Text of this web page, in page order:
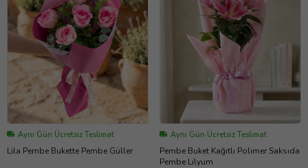
Aynı Gün Ücretsiz Teslimat
Lila Pembe Bukette Pembe Güller
Aynı Gün Ücretsiz Teslimat
Pembe Buket Kağıtlı Polimer Saksıda
Pembe Lilyum